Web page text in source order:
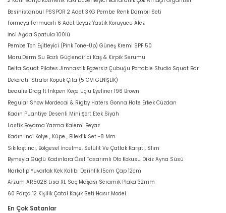
Besinistanbul PSSPOR 2 Adet 3KG Pembe Renk Dambıl Seti
Formeya Fermuarlı 6 Adet Beyaz Yastık Koruyucu Alez
İnci Ağda Spatula 100lü
Pembe Ton Eşitleyici (Pink Tone-Up) Güneş Kremi SPF 50
Maru.Derm Su Bazlı Güçlendirici Kaş & Kirpik Serumu
Delta Squat Pilates Jimnastik Egzersiz Çubuğu Portable Studio Squat Bar
Dekoratif Strafor Köpük Çıta (5 CM GENİŞLİK)
beaulis Drag It Inkpen Keçe Uçlu Eyeliner 196 Brown
Regular Show Mordecai & Rigby Haters Gonna Hate Erkek Cüzdan
Kadın Puantiye Desenli Mini Şort Etek Siyah
Lastik Boyama Yazma Kalemi Beyaz
Kadın Inci Kolye , Küpe , Bileklik Set -8 Mm
Sıkılaştırıcı, Bölgesel İncelme, Selülit Ve Çatlak Karşıtı, Slim
Bymeyla Güçlü Kadınlara Özel Tasarımlı Oto Kokusu Dikiz Ayna Süsü
Narkalıp Yuvarlak Kek Kalıbı Derinlik 15cm Çap 12cm
Arzum AR5028 Lisa XL Saç Maşası Seramik Plaka 32mm
60 Parça 12 Kişilik Çatal Kaşık Seti Hasır Model
En Çok Satanlar